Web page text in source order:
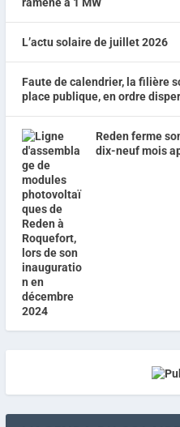
L’actu solaire de juillet 2026
Faute de calendrier, la filière
place publique, en ordre
Reden ferme
dix-neuf mois